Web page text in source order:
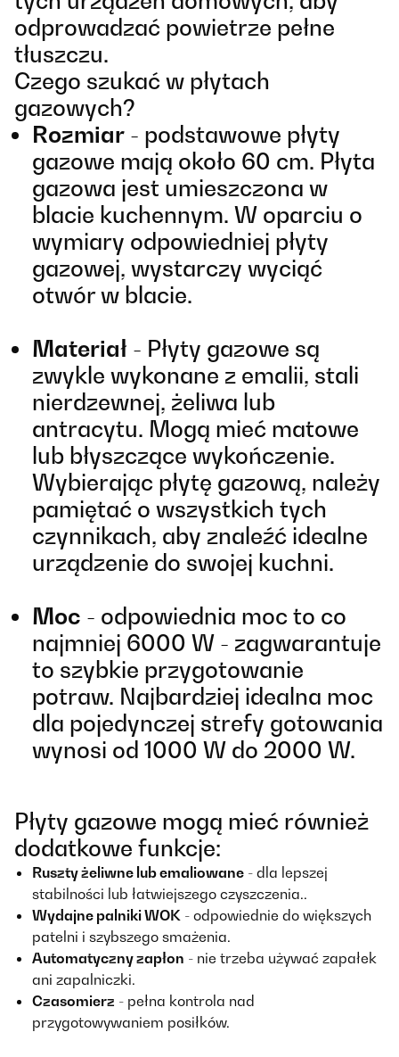
odprowadzać powietrze pełne
tłuszczu.
Czego szukać w płytach
gazowych?
Rozmiar - podstawowe płyty
gazowe mają około 60 cm. Płyta
gazowa jest umieszczona w
blacie kuchennym. W oparciu o
wymiary odpowiedniej płyty
gazowej, wystarczy wyciąć
otwór w blacie.
Materiał - Płyty gazowe są
zwykle wykonane z emalii, stali
nierdzewnej, żeliwa lub
antracytu. Mogą mieć matowe
lub błyszczące wykończenie.
Wybierając płytę gazową, należy
pamiętać o wszystkich tych
czynnikach, aby znaleźć idealne
urządzenie do swojej kuchni.
Moc - odpowiednia moc to co
najmniej 6000 W - zagwarantuje
to szybkie przygotowanie
potraw. Najbardziej idealna moc
dla pojedynczej strefy gotowania
wynosi od 1000 W do 2000 W.
Płyty gazowe mogą mieć również
dodatkowe funkcje:
Ruszty żeliwne lub emaliowane - dla lepszej
stabilności lub łatwiejszego czyszczenia..
Wydajne palniki WOK - odpowiednie do większych
patelni i szybszego smażenia.
Automatyczny zapłon - nie trzeba używać zapałek
ani zapalniczki.
Czasomierz - pełna kontrola nad
przygotowywaniem posiłków.